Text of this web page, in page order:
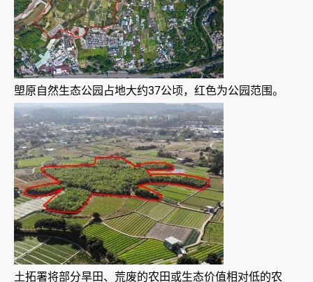
塱原自然生态公园占地大约37公顷，红色为公园范围。
土拓署将部分旱田、荒废的农田或生态价值相对低的农